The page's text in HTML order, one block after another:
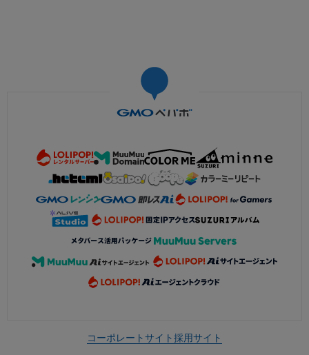
コーポレートサイト採用サイト